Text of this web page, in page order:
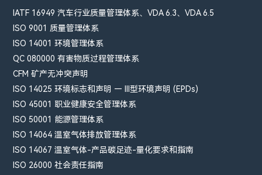
IATF 16949 汽车行业质量管理体系、VDA 6.3、VDA 6.5
ISO 9001 质量管理体系
ISO 14001 环境管理体系
QC 080000 有害物质过程管理体系
CFM​ 矿产无冲突声明
ISO 14025 环境标志和声明 — III型环境声明 (EPDs)
ISO 45001 职业健康安全管理体系
ISO 50001 能源管理体系
ISO 14064 温室气体排放管理体系
ISO 14067 温室气体-产品碳足迹-量化要求和指南
ISO 26000 社会责任指南